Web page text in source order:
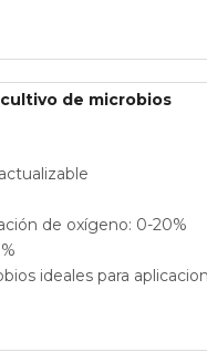
de microbios
de oxígeno: 0-20%
ideales para